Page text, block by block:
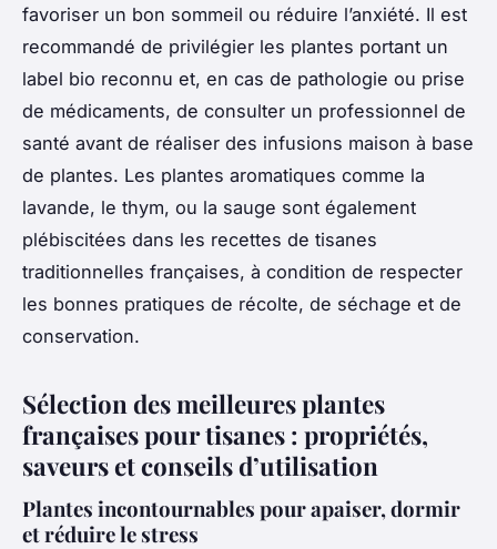
favoriser un bon sommeil ou réduire l’anxiété. Il est
recommandé de privilégier les plantes portant un
label bio reconnu et, en cas de pathologie ou prise
de médicaments, de consulter un professionnel de
santé avant de réaliser des infusions maison à base
de plantes. Les plantes aromatiques comme la
lavande, le thym, ou la sauge sont également
plébiscitées dans les recettes de tisanes
traditionnelles françaises, à condition de respecter
les bonnes pratiques de récolte, de séchage et de
conservation.
Sélection des meilleures plantes
françaises pour tisanes : propriétés,
saveurs et conseils d’utilisation
Plantes incontournables pour apaiser, dormir
et réduire le stress